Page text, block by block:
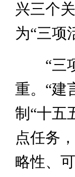
兴三个
为“三项
“三项
重。“建
制“十五
点任务
略性、